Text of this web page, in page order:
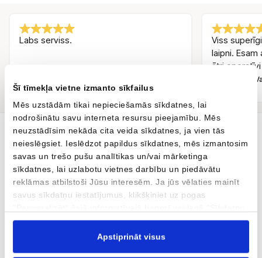
Šī tīmekļa vietne izmanto sīkfailus
Mēs uzstādām tikai nepieciešamās sīkdatnes, lai
nodrošinātu savu interneta resursu pieejamību. Mēs
neuzstādīsim nekāda cita veida sīkdatnes, ja vien tās
neieslēgsiet. Ieslēdzot papildus sīkdatnes, mēs izmantosim
savas un trešo pušu analītikas un/vai mārketinga
sīkdatnes, lai uzlabotu vietnes darbību un piedāvātu
reklāmas atbilstoši Jūsu interesēm. Ja jūs vēlaties mainīt
savus sīkdatņu iestatījumus, klikšķiniet uz pogas
politika". Vairāk informācijas par sīkdatnēm ir pieejama
šajā informatīvajā banerī un mūsu Sīkdatņu politikā.
Apstiprināt visus
Labs serviss.
Pirms 3 mēnešiem
Viss
laipni. Esam
ātri
Inguss
Tavs jaunais auto ir šeit
AUTOBRAVA Motors dīlercentrs, kas atrodas Kārļa Ulmaņa gatvē
96 un Krasta ielā 42, Rīgā, pārstāv automobiļu zīmolus CUPRA,
centri veic servisu un virsbūvju remontu jebkuram mūsdienu
automobilim. Tāpat piedāvājam rūpīgi atlasītu mazlietotu